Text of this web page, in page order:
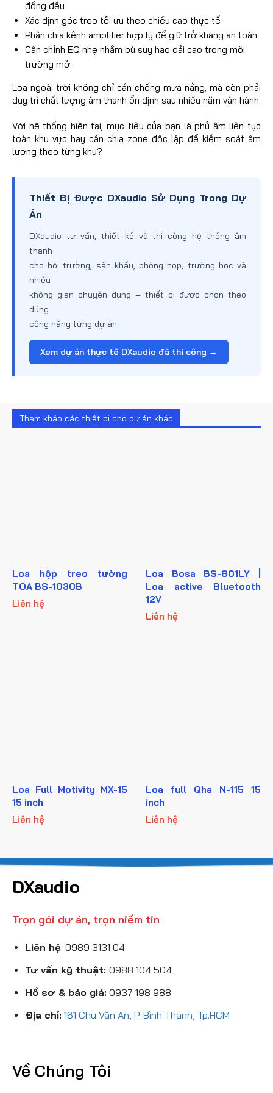
đồng đều
Xác định góc treo tối ưu theo chiều cao thực tế
Phân chia kênh amplifier hợp lý để giữ trở kháng an toàn
Cân chỉnh EQ nhẹ nhằm bù suy hao dải cao trong môi
trường mở
Loa ngoài trời không chỉ cần chống mưa nắng, mà còn phải
duy trì chất lượng âm thanh ổn định sau nhiều năm vận hành.
Với hệ thống hiện tại, mục tiêu của bạn là phủ âm liên tục
toàn khu vực hay cần chia zone độc lập để kiểm soát âm
lượng theo từng khu?
Thiết Bị Được DXaudio Sử Dụng Trong Dự
Án
DXaudio tư vấn, thiết kế và thi công hệ thống âm
thanh
cho hội trường, sân khấu, phòng họp, trường học và
nhiều
không gian chuyên dụng – thiết bị được chọn theo
đúng
công năng từng dự án.
Xem dự án thực tế DXaudio đã thi công →
Tham khảo các thiết bị cho dự án khác
Loa hộp treo tường
TOA BS-1030B
Liên hệ
Loa Bosa BS-801LY |
Loa active Bluetooth
12V
Liên hệ
Loa Full Motivity MX-15
15 inch
Liên hệ
Loa full Qha N-115 15
inch
Liên hệ
DXaudio
Trọn gói dự án, trọn niềm tin
Liên hệ: 0989 3131 04
Tư vấn kỹ thuật: 0988 104 504
Hồ sơ & báo giá: 0937 198 988
Địa chỉ: 161 Chu Văn An, P. Bình Thạnh, Tp.HCM
Về Chúng Tôi